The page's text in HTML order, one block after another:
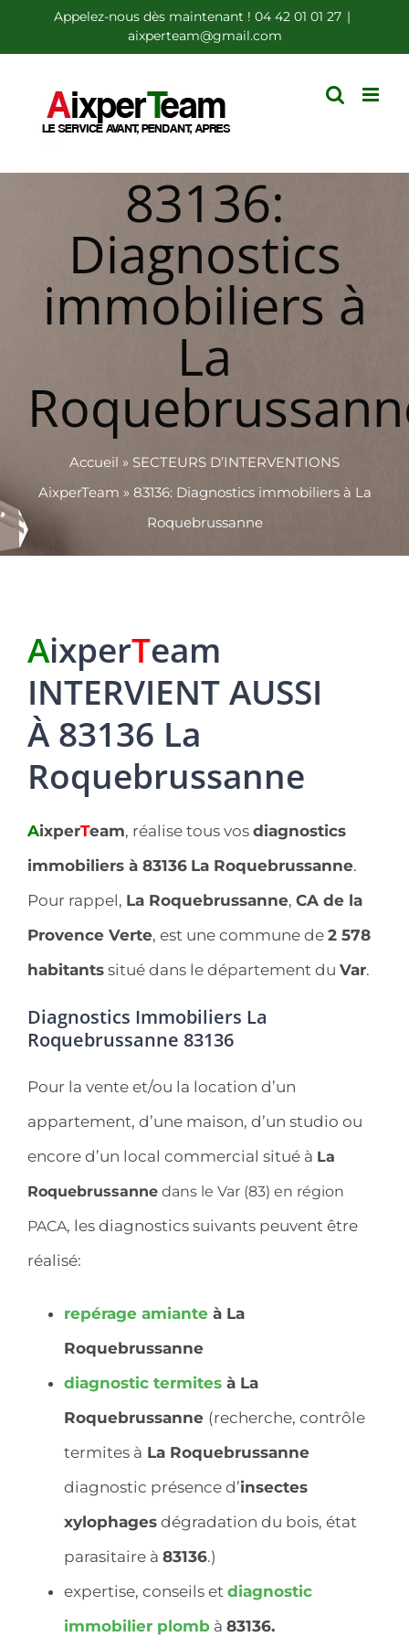
au
contenu
Appelez-nous dès maintenant ! 04 42 01 01 27 |
aixperteam@gmail.com
83136:
Diagnostics
immobiliers à
La
Accueil » SECTEURS D’INTERVENTIONS
AixperTeam » 83136: Diagnostics immobiliers à La
Roquebrussanne
AixperTeam
INTERVIENT AUSSI
À 83136 La
Roquebrussanne
AixperTeam, réalise tous vos diagnostics
immobiliers à 83136 La Roquebrussanne.
Pour rappel, La Roquebrussanne, CA de la
Provence Verte, est une commune de 2 578
habitants situé dans le département du Var.
Diagnostics Immobiliers La
Roquebrussanne 83136
Pour la vente et/ou la location d’un
appartement, d’une maison, d’un studio ou
encore d’un local commercial situé à La
Roquebrussanne dans le Var (83) en région
PACA, les diagnostics suivants peuvent être
réalisé:
repérage amiante à La
Roquebrussanne
diagnostic termites à La
Roquebrussanne (recherche, contrôle
termites à La Roquebrussanne
diagnostic présence d’insectes
xylophages dégradation du bois, état
parasitaire à 83136.)
expertise, conseils et diagnostic
immobilier plomb à 83136.